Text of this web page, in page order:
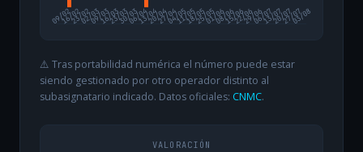
09/02
16/0223/0202/0309/0316/0323/0330/0306/0413/0420/0427/0404/0511/0518/0525/0501/0608/0615/0622/0629/0606/0713/0720/0727/07
03/08
⚠️ Tras portabilidad numérica el número puede estar
siendo gestionado por otro operador distinto al
subasignatario indicado. Datos oficiales: CNMC.
VALORACIÓN